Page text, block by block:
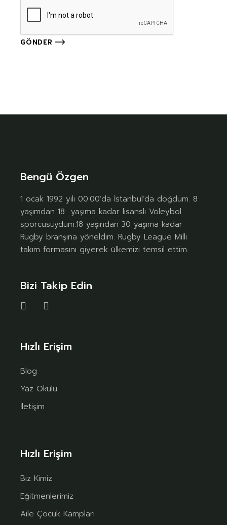
GÖNDER
Bengü Özgen
1 ocak 1992 yılı 00.00’da İstanbul’da doğdum. 8
yaşımdan 18 yaşıma kadar lisanslı Voleybol
sporcusuydum.18 yaşından 30 yaşıma kadar
Rugby branşına yöneldim. Rugby League Milli
takım formasını giyerek ülkemizi temsil ettim.
Bizi Takip Edin
Hızlı Erişim
Blog
Yaz Okulu
İletişim
Hızlı Erişim
Biz Kimiz
Eğitmenlerimiz
Aile Çocuk Kampları